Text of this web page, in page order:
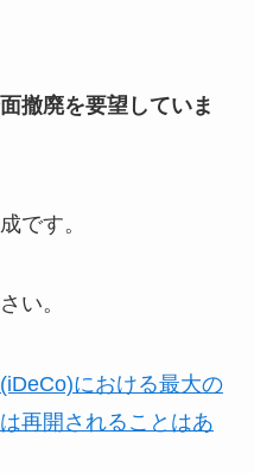
撤廃を要望していま
です。
い。
における最大の
再開されることはあ